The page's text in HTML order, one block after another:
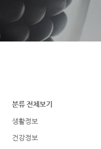
분류 전체보기
생활정보
건강정보